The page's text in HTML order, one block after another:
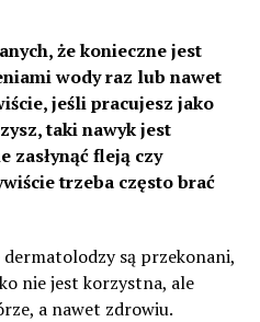
że konieczne jest
wody raz lub nawet
jeśli pracujesz jako
taki nawyk jest
zasłynąć fleją czy
trzeba często brać
są przekonani,
nie jest korzystna, ale
a nawet zdrowiu.